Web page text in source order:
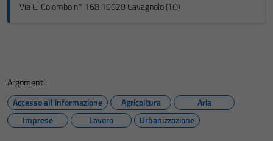
Via C. Colombo n° 168 10020 Cavagnolo (TO)
Argomenti:
Accesso all'informazione
Agricoltura
Aria
Imprese
Lavoro Urbanizzazione